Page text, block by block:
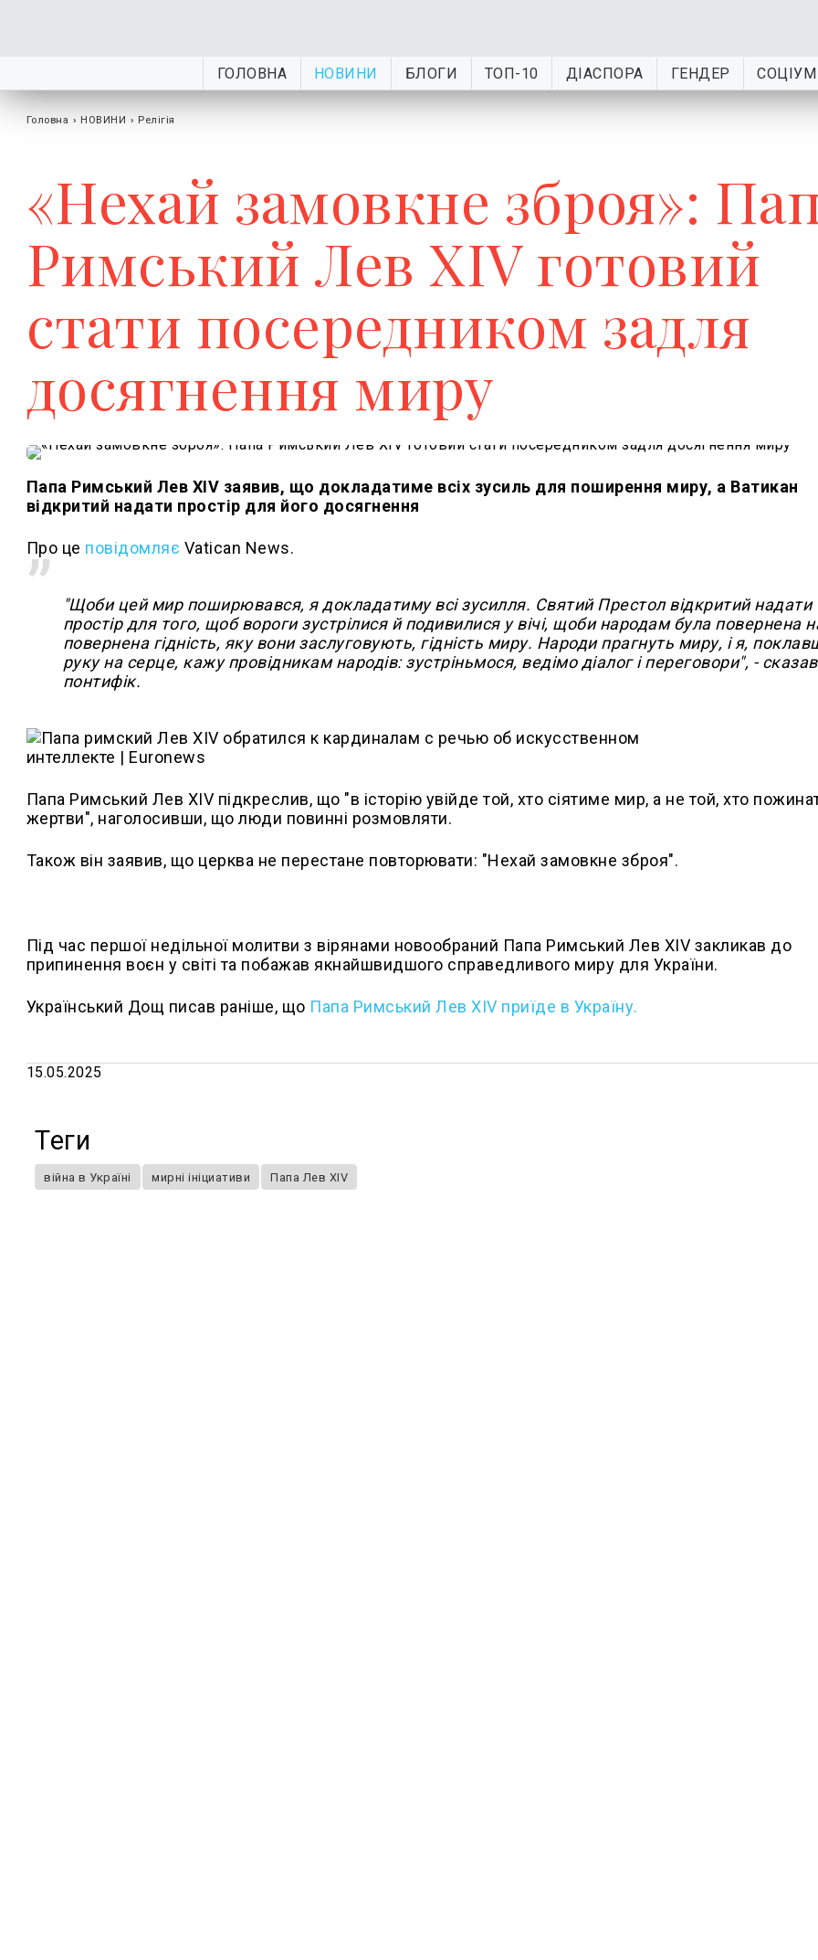
ГОЛОВНА НОВИНИ БЛОГИ ТОП-10 ДІАСПОРА ГЕНДЕР СОЦІУМ
Головна › НОВИНИ › Релігія
«Нехай замовкне зброя»:
Римський Лев XIV готовий
стати посередником задля
досягнення миру
Папа Римський Лев XIV заявив, що докладатиме всіх зусиль для поширення миру, а Ватикан
відкритий надати простір для його досягнення
Про це повідомляє Vatican News.
"Щоби цей мир поширювався, я докладатиму всі зусилля. Святий Престол відкритий надати
простір для того, щоб вороги зустрілися й подивилися у вічі, щоби народам була повернена
повернена гідність, яку вони заслуговують, гідність миру. Народи прагнуть миру, і я,
руку на серце, кажу провідникам народів: зустріньмося, ведімо діалог і переговори", - сказав
понтифік.
Папа Римський Лев XIV підкреслив, що "в історію увійде той, хто сіятиме мир, а не той, хто
жертви", наголосивши, що люди повинні розмовляти.
Також він заявив, що церква не перестане повторювати: "Нехай замовкне зброя".
Під час першої недільної молитви з вірянами новообраний Папа Римський Лев XIV закликав до
припинення воєн у світі та побажав якнайшвидшого справедливого миру для України.
Український Дощ писав раніше, що Папа Римський Лев XIV приїде в Україну.
15.05.2025
Теги
війна в Україні мирні ініциативи Папа Лев XIV